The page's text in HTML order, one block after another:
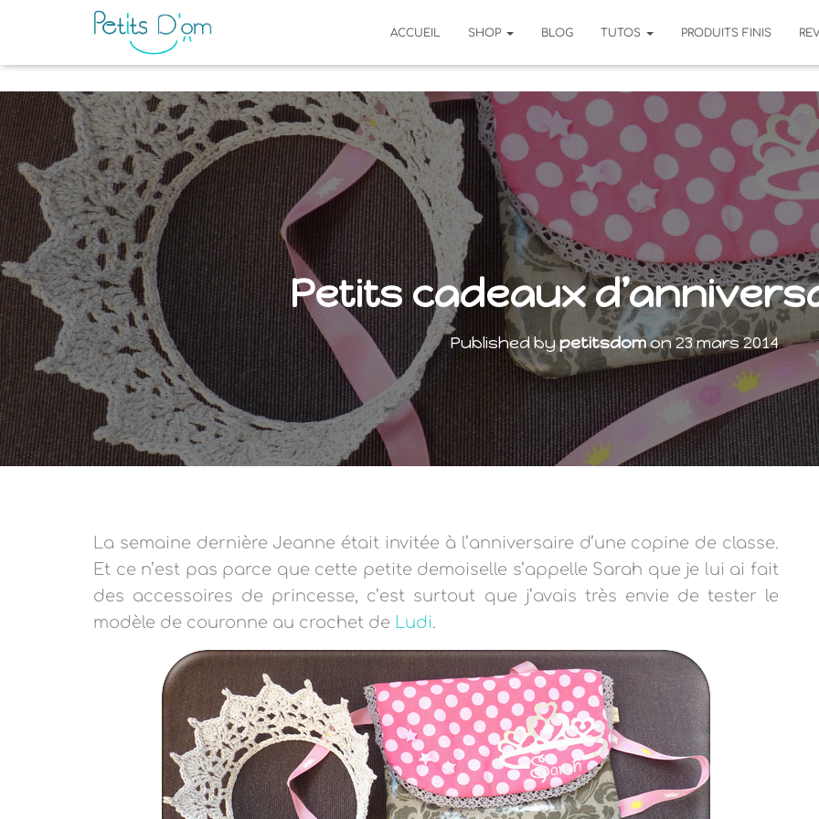
ACCUEIL SHOP BLOG TUTOS PRODUITS FINIS
Petits cadeaux
Published bypetitsdomon23 mars 2014
La semaine dernière Jeanne était invitée à l’anniversaire d’une copine de classe.
Et ce n’est pas parce que cette petite demoiselle s’appelle Sarah que je lui ai fait
des accessoires de princesse, c’est surtout que j’avais très envie de tester le
modèle de couronne au crochet de Ludi.